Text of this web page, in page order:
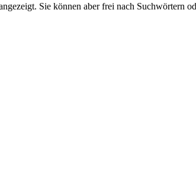
Sie können aber frei nach Suchwörtern